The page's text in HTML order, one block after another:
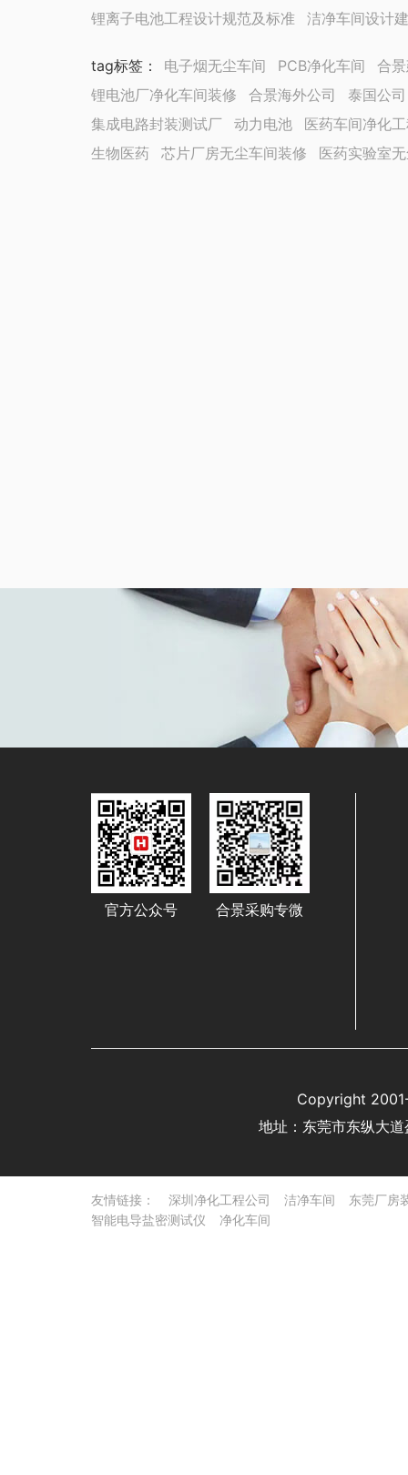
锂离子电池工程设计规范及标准 洁净车间设计
tag标签 ： 电子烟无尘车间 PCB净化车间
合
锂电池厂净化车间装修
合景海外公司
泰国公司
集成电路封装测试厂
动力电池
医药车间净化
生物医药
芯片厂房无尘车间装修 医药实验室
官方公众号 合景采购专微
Copyright
地址：东莞市东纵大
友情链接： 深圳净化工程公司 洁净车间
东莞厂房
智能电导盐密测试仪
净化车间